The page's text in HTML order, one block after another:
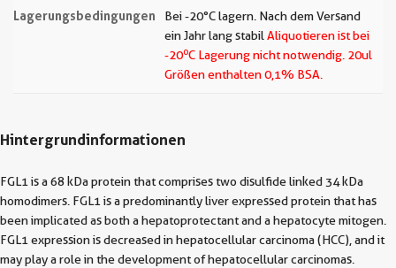
Lagerungsbedingungen
Bei -20°C lagern. Nach dem Versand
ein Jahr lang stabil Aliquotieren ist bei
-20oC Lagerung nicht notwendig. 20ul
Größen enthalten 0,1% BSA.
Hintergrundinformationen
FGL1 is a 68 kDa protein that comprises two disulfide linked 34 kDa
homodimers. FGL1 is a predominantly liver expressed protein that has
been implicated as both a hepatoprotectant and a hepatocyte mitogen.
FGL1 expression is decreased in hepatocellular carcinoma (HCC), and it
may play a role in the development of hepatocellular carcinomas.